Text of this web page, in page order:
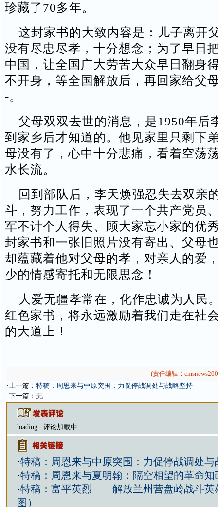
珍藏了70多年。
这封家书的大致内容是：儿子离开
没有尽忠尽孝，十分想念；为了早日
中国，让全国广大劳苦大众早日翻身
不开身，等全国解放后，再回家给父
-。
父母双双去世的消息，是1950年后
到家乡后才知道的。他见家里只剩下
母没有了，心中十分悲痛，看着空荡
水长流。
回到部队后，李天焕强忍失去双亲
斗，努力工作，表现了一个共产党员
军不计个人得失、顾大家忘小家的优
封家书和一张旧照片没有寄出、父母
却蕴藏着他对父母的孝，对亲人的爱
少的情感寄托和无限思念！
大爱无疆孝常在，化作忠诚为人民
红色家书，将永远激励着我们走在社
的大道上！
(责任编辑：
·上一篇： 特稿：周恩来与中原突围：力促停战调处与战略坚持
·下一篇：无
loading...评论加载中...
·特稿：周恩来与中原突围：力促停战调处与
·特稿：周恩来与夏明翰：隔空相望的革命知
·特稿：富平英烈——解放兰州营盘岭战斗英
图）